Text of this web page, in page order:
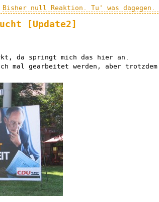
Bisher null Reaktion. Tu' was dagegen.
[Update2]
da springt mich das hier an.
mal gearbeitet werden, aber